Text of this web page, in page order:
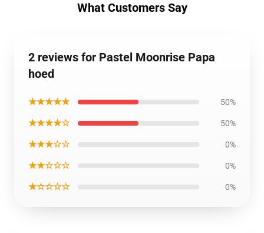
What Customers Say
2 reviews for Pastel Moonrise Papa
hoed
★★★★★ 50%
★★★★☆ 50%
★★★☆☆ 0%
★★☆☆☆ 0%
★☆☆☆☆ 0%